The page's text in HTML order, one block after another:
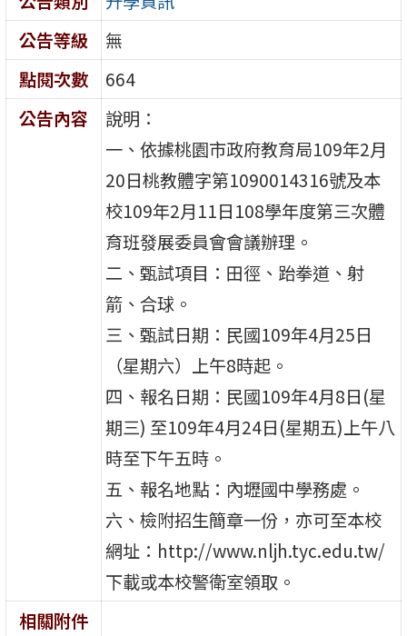
公告等級
無
點閱次數
664
公告內容
說明：
一、依據桃園市政府教育局109年2月
20日桃教體字第1090014316號及本
校109年2月11日108學年度第三次體
育班發展委員會會議辦理。
二、甄試項目：田徑、跆拳道、射
箭、合球。
三、甄試日期：民國109年4月25日
（星期六）上午8時起。
四、報名日期：民國109年4月8日(星
期三) 至109年4月24日(星期五)上午八
時至下午五時。
五、報名地點：內壢國中學務處。
六、檢附招生簡章一份，亦可至本校
網址：http://www.nljh.tyc.edu.tw/
下載或本校警衛室領取。
相關附件